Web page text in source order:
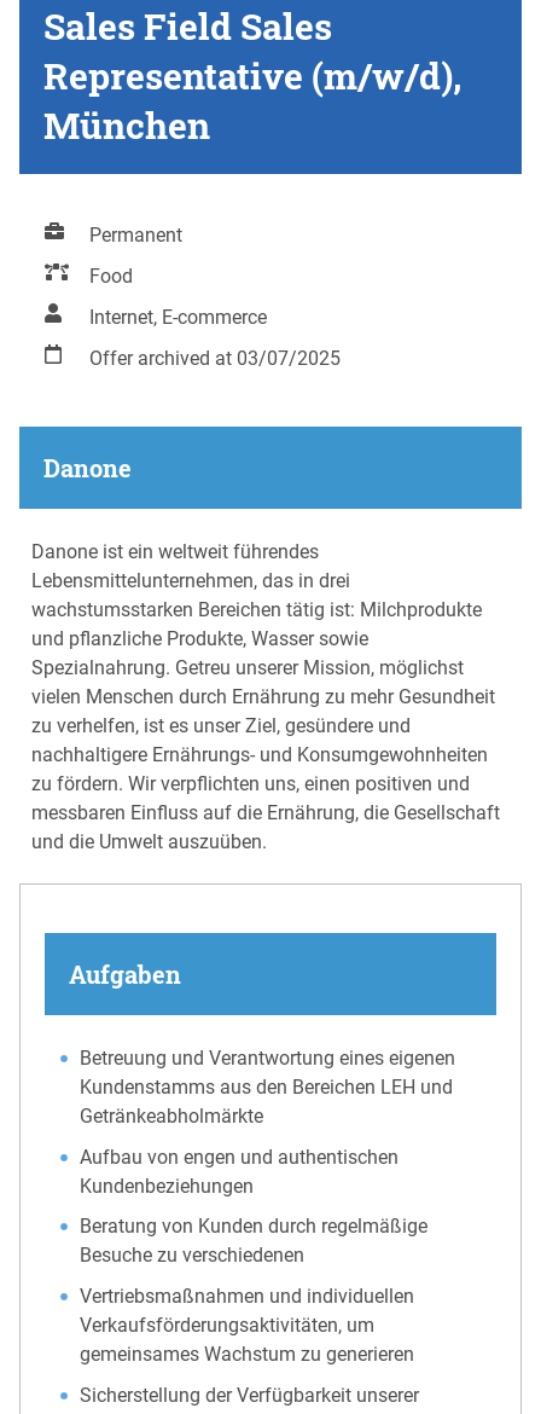
Sales Field Sales
Representative (m/w/d),
München
Permanent
Food
Internet, E-commerce
Offer archived at 03/07/2025
Danone
Danone ist ein weltweit führendes
Lebensmittelunternehmen, das in drei
wachstumsstarken Bereichen tätig ist: Milchprodukte
und pflanzliche Produkte, Wasser sowie
Spezialnahrung. Getreu unserer Mission, möglichst
vielen Menschen durch Ernährung zu mehr Gesundheit
zu verhelfen, ist es unser Ziel, gesündere und
nachhaltigere Ernährungs- und Konsumgewohnheiten
zu fördern. Wir verpflichten uns, einen positiven und
messbaren Einfluss auf die Ernährung, die Gesellschaft
und die Umwelt auszuüben.
Aufgaben
Betreuung und Verantwortung eines eigenen
Kundenstamms aus den Bereichen LEH und
Getränkeabholmärkte ​
Aufbau von engen und authentischen
Kundenbeziehungen​
Beratung von Kunden durch regelmäßige
Besuche zu verschiedenen
Vertriebsmaßnahmen und individuellen
Verkaufsförderungsaktivitäten, um
gemeinsames Wachstum zu generieren ​
Sicherstellung der Verfügbarkeit unserer